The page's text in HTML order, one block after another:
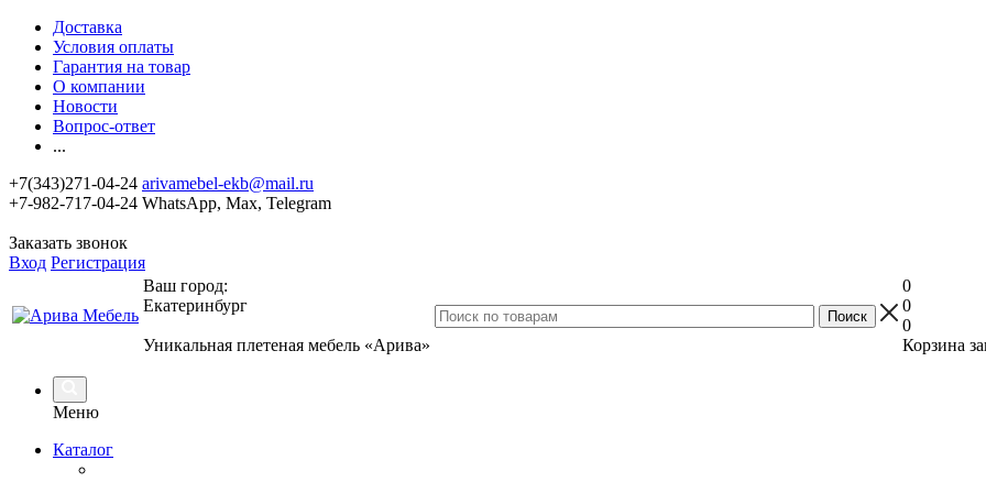
Доставка
Условия оплаты
Гарантия на товар
О компании
Новости
Вопрос-ответ
...
+7(343)271-04-24 arivamebel-ekb@mail.ru
+7-982-717-04-24 WhatsApp, Max, Telegram
Заказать звонок
Вход Регистрация
Ваш город:
Екатеринбург
Уникальная плетеная мебель «Арива»
0
0
0
Корзина
Меню
Каталог